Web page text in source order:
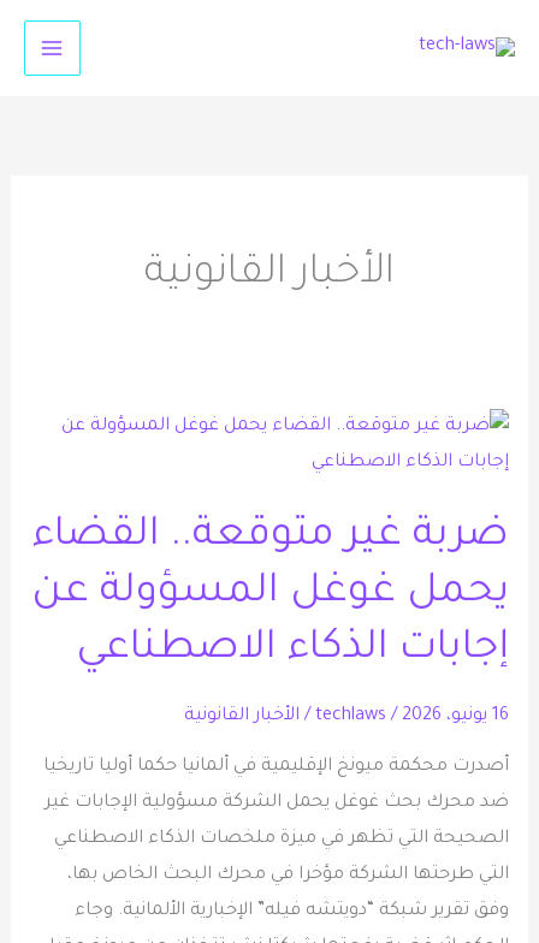
الأخبار القانونية
ضربة غير متوقعة.. القضاء
يحمل غوغل المسؤولة عن
إجابات الذكاء الاصطناعي
16 يونيو، 2026 /
techlaws
/ الأخبار القانونية
أصدرت محكمة ميونخ الإقليمية في ألمانيا حكما أوليا تاريخيا
ضد محرك بحث غوغل يحمل الشركة مسؤولية الإجابات غير
الصحيحة التي تظهر في ميزة ملخصات الذكاء الاصطناعي
التي طرحتها الشركة مؤخرا في محرك البحث الخاص بها،
وفق تقرير شبكة “دويتشه فيله” الإخبارية الألمانية. وجاء
ضربة
غير
القضاء
غوغل
المسؤولة
إجابات
الذكاء